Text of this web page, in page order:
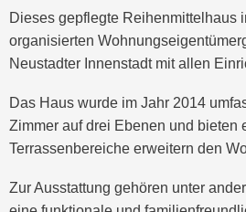
Dieses gepflegte Reihenmittelhaus
organisierten
Neustadter Innenstadt mit allen
Das Haus wurde im Jahr 2014
Zimmer auf drei Ebenen und bieten
Terrassenbereiche erweitern den
Zur Ausstattung gehören unter